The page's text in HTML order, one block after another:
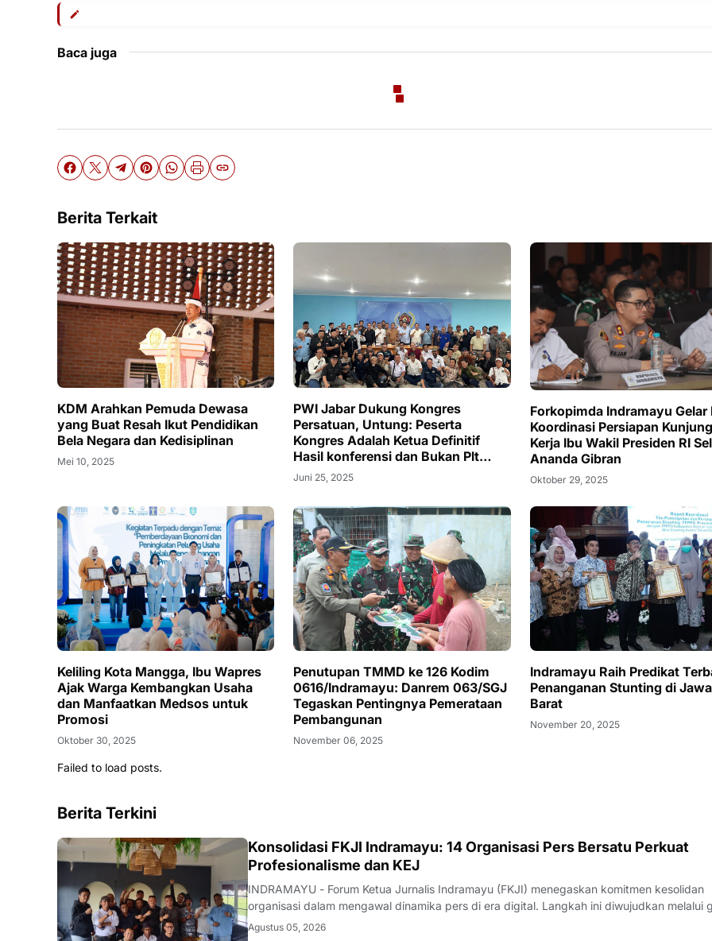
Baca juga
Berita Terkait
KDM Arahkan Pemuda Dewasa
yang Buat Resah Ikut Pendidikan
Bela Negara dan Kedisiplinan
Mei 10, 2025
PWI Jabar Dukung Kongres
Persatuan, Untung: Peserta
Kongres Adalah Ketua Definitif
Hasil konferensi dan Bukan Plt
yang Ditunjuk
Juni 25, 2025
Forkopimda Indramayu Gelar
Koordinasi Persiapan
Kerja Ibu Wakil Presiden RI
Ananda Gibran
Oktober 29, 2025
Keliling Kota Mangga, Ibu Wapres
Ajak Warga Kembangkan Usaha
dan Manfaatkan Medsos untuk
Promosi
Oktober 30, 2025
Penutupan TMMD ke 126 Kodim
0616/Indramayu: Danrem 063/SGJ
Tegaskan Pentingnya Pemerataan
Pembangunan
November 06, 2025
Indramayu Raih Predikat
Penanganan Stunting di Jawa
Barat
November 20, 2025
Failed to load posts.
Berita Terkini
Konsolidasi FKJI Indramayu: 14 Organisasi Pers Bersatu Perkuat
Profesionalisme dan KEJ
INDRAMAYU - Forum Ketua Jurnalis Indramayu (FKJI) menegaskan komitmen kesolidan
organisasi dalam mengawal dinamika pers di era digital. Langkah ini diwujudkan melalui
rapat konsolidasi internal bertempat di Rumah Makan Payoe, Jalan Olahraga,
Agustus 05, 2026